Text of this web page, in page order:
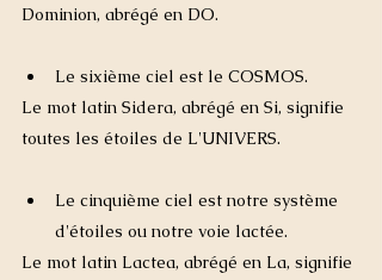
Dominion, abrégé en DO.
Le sixième ciel est le COSMOS.
Le mot latin Sidera, abrégé en Si, signifie
toutes les étoiles de L'UNIVERS.
Le cinquième ciel est notre système
d'étoiles ou notre voie lactée.
Le mot latin Lactea, abrégé en La, signifie